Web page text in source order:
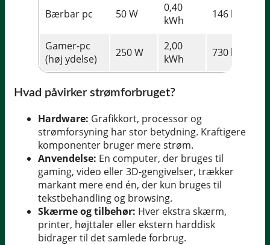
Bærbar pc 50 W
0,40
kWh
146 kWh
Gamer-pc
(høj ydelse)
250 W
2,00
kWh
730 kWh
Hvad påvirker strømforbruget?
Hardware: Grafikkort, processor og
strømforsyning har stor betydning. Kraftigere
komponenter bruger mere strøm.
Anvendelse: En computer, der bruges til
gaming, video eller 3D-gengivelser, trækker
markant mere end én, der kun bruges til
tekstbehandling og browsing.
Skærme og tilbehør: Hver ekstra skærm,
printer, højttaler eller ekstern harddisk
bidrager til det samlede forbrug.